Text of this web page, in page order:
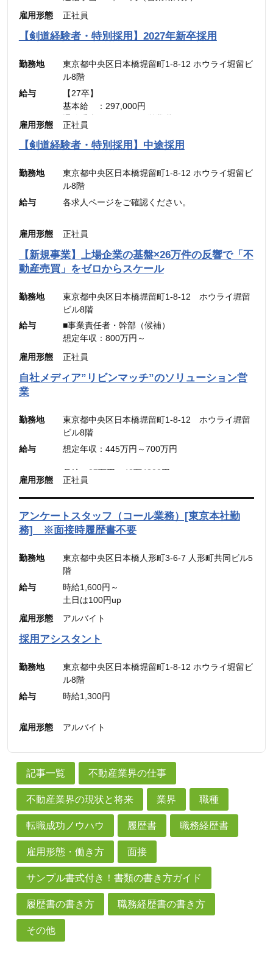
———————————
合計 ：300,000円 ＋ インセンティブ
※45時間分の見込み残業代(77,700円)を含む
雇用形態 正社員
【剣道経験者・特別採用】2027年新卒採用
勤務地
東京都中央区日本橋堀留町1-8-12 ホウライ堀留ビ
ル8階
給与
【27卒】
基本給 ：297,000円
通信手当： 3,000円（営業職のみ）
———————————
合計 ：300,000円 ＋ インセンティブ
雇用形態 正社員
【剣道経験者・特別採用】中途採用
勤務地
東京都中央区日本橋堀留町1-8-12 ホウライ堀留ビ
ル8階
給与
各求人ページをご確認ください。
雇用形態 正社員
【新規事業】上場企業の基盤×26万件の反響で「不
動産売買」をゼロからスケール
勤務地
東京都中央区日本橋堀留町1-8-12 ホウライ堀留
ビル8階
給与
■事業責任者・幹部（候補）
想定年収：800万円～
月給：48万4,900円～
（固定残業代：45時間分【12万5,600円～】含
金は別途追加支給
■メンバー・リーダー
想定年収：500万円～800万円
（固定残業代：45時間分【7万8,500円〜12万
5,600円】含む。）
※45時間を超える時間外労働分についての割増賃
金は別途追加支給
雇用形態 正社員
自社メディア”リビンマッチ”のソリューション営
業
勤務地
東京都中央区日本橋堀留町1-8-12 ホウライ堀留
ビル8階
給与
想定年収：445万円～700万円
月給：27万円～42万4300円
（固定残業代：45時間分【7万円～10万9900
円】）
（45時間を超える時間外労働分についての割増賃
金は別途追加支給）
雇用形態 正社員
アンケートスタッフ（コール業務）[東京本社勤
務] ※面接時履歴書不要
勤務地
東京都中央区日本橋人形町3-6-7 人形町共同ビル5
階
給与
時給1,600円～
土日は100円up
雇用形態
アルバイト
採用アシスタント
勤務地
東京都中央区日本橋堀留町1-8-12 ホウライ堀留ビ
ル8階
給与
時給1,300円
雇用形態 アルバイト
記事一覧 不動産業界の仕事
不動産業界の現状と将来 業界 職種
転職成功ノウハウ 履歴書 職務経歴書
雇用形態・働き方 面接
サンプル書式付き！書類の書き方ガイド
履歴書の書き方 職務経歴書の書き方
その他